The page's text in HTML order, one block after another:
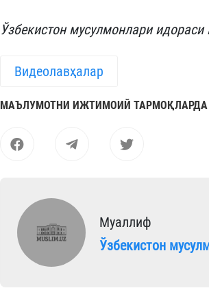
Ўзбекистон мусулмонлари идораси
Видеолавҳалар
МАЪЛУМОТНИ ИЖТИМОИЙ
Муаллиф
Ўзбекистон